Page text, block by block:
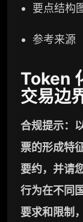
要点结构
参考来源
Token
交易边
合规提示：
票的形成特
要约，并请
行为在不同
要求和限制